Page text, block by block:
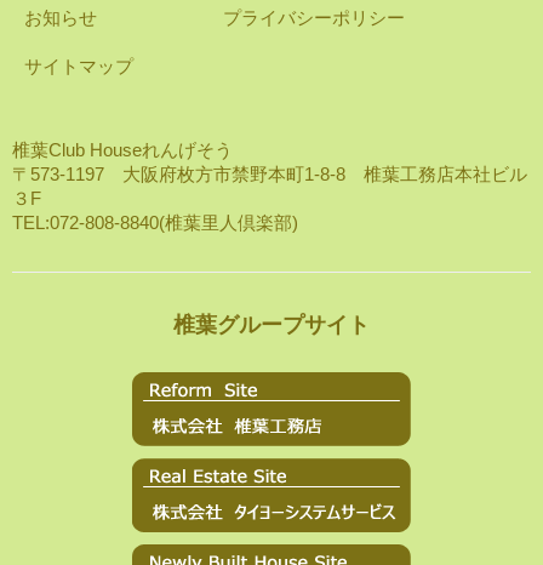
お知らせ プライバシーポリシー
サイトマップ
椎葉Club Houseれんげそう
〒573-1197 大阪府枚方市禁野本町1-8-8 椎葉工務店本社ビル
３F
TEL:072-808-8840(椎葉里人倶楽部)
椎葉グループサイト